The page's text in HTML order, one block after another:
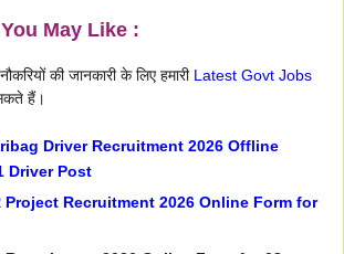
May Like :
की जानकारी के लिए हमारी Latest Govt Jobs
हैं।
Driver Recruitment 2026 Offline
Driver Post
Project Recruitment 2026 Online Form for